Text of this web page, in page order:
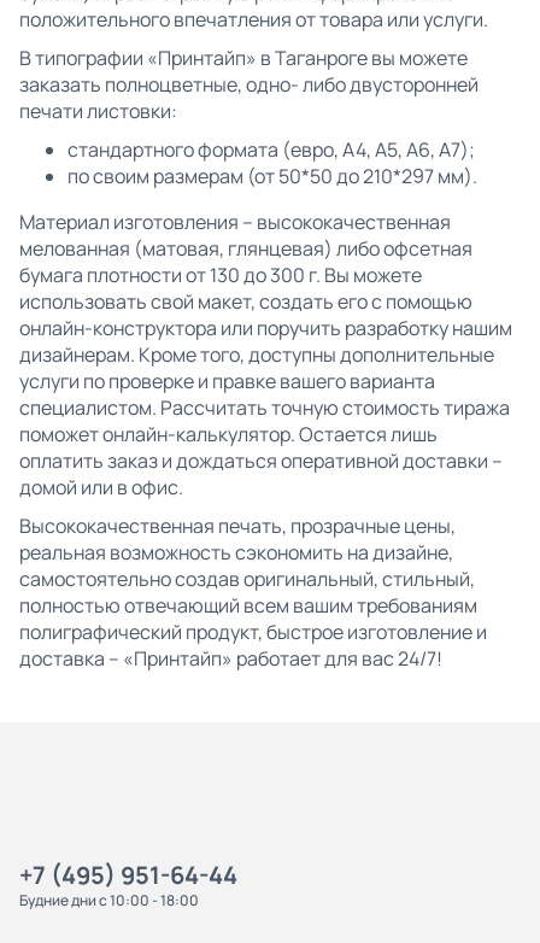
положительного впечатления от товара или услуги.
В типографии «Принтайп» в Таганроге вы можете
заказать полноцветные, одно- либо двусторонней
печати листовки:
стандартного формата (евро, А4, А5, А6, А7);
по своим размерам (от 50*50 до 210*297 мм).
Материал изготовления – высококачественная
мелованная (матовая, глянцевая) либо офсетная
бумага плотности от 130 до 300 г. Вы можете
использовать свой макет, создать его с помощью
онлайн-конструктора или поручить разработку нашим
дизайнерам. Кроме того, доступны дополнительные
услуги по проверке и правке вашего варианта
специалистом. Рассчитать точную стоимость тиража
поможет онлайн-калькулятор. Остается лишь
оплатить заказ и дождаться оперативной доставки –
домой или в офис.
Высококачественная печать, прозрачные цены,
реальная возможность сэкономить на дизайне,
самостоятельно создав оригинальный, стильный,
полностью отвечающий всем вашим требованиям
полиграфический продукт, быстрое изготовление и
доставка – «Принтайп» работает для вас 24/7!
+7 (495) 951-64-44
Будние дни с 10:00 - 18:00